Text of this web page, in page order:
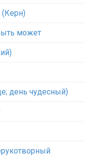
может
день чудесный)